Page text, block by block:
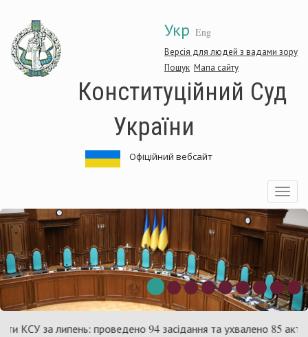
основного
матеріалу
Укр Eng
Версія для людей з вадами зору
Пошук Мапа сайту
Конституційний Суд
України
Офіційний вебсайт
Toggle
за липень: проведено 94 засідання та ухвалено 85 актів